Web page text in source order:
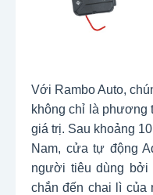
Với Rambo Auto,
không chỉ là phương
giá trị. Sau khoảng
Nam, cửa tự động
người tiêu dùng bởi
chắn đến chai lì của